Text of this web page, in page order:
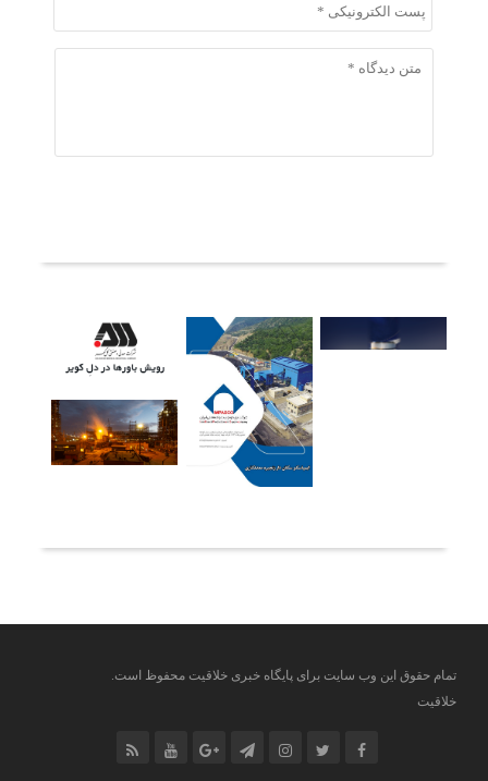
تمام حقوق این وب سایت برای پایگاه خبری خلاقیت محفوظ است.
خلاقیت